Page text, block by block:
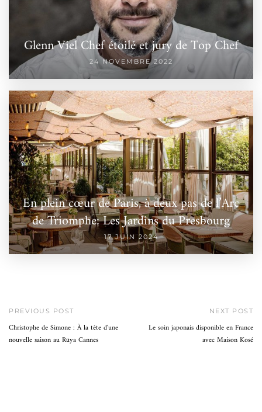
Glenn Viel Chef étoilé et jury de Top Chef
24 NOVEMBRE 2022
En plein cœur de Paris, à deux pas de l’Arc
de Triomphe: Les Jardins du Presbourg
17 JUIN 2024
PREVIOUS POST
Christophe de Simone : À la tête d'une
nouvelle saison au Rüya Cannes
NEXT POST
Le soin japonais disponible en France
avec Maison Kosé